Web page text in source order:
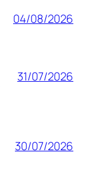
04/08/2026
31/07/2026
30/07/2026